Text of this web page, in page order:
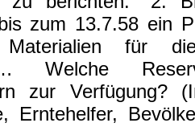
zum 13.7.58 ein
Materialien für
Welche
zur Verfügung?
Erntehelfer,